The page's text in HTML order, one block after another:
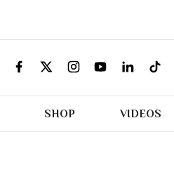
SHOP VIDEOS